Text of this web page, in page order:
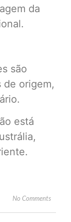
da
são
de origem,
está
No Comments